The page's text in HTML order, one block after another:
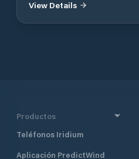
View Details
Productos
Teléfonos Iridium
Aplicación PredictWind